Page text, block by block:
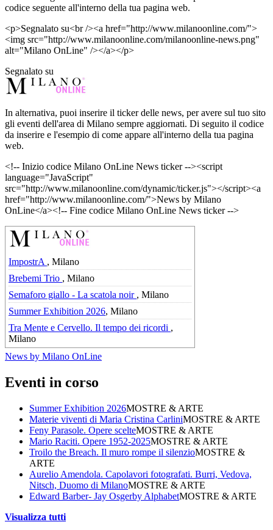
codice seguente all'interno della tua pagina web.
<p>Segnalato su<br /><a href="http://www.milanoonline.com/">
<img src="http://www.milanoonline.com/milanoonline-news.png"
alt="Milano OnLine" /></a></p>
Segnalato su
In alternativa, puoi inserire il ticker delle news, per avere sul tuo sito
gli eventi dell'area di Milano sempre aggiornati. Di seguito il codice
da inserire e l'esempio di come appare all'interno della tua pagina
web.
<!-- Inizio codice Milano OnLine News ticker --><script
language="JavaScript"
src="http://www.milanoonline.com/dynamic/ticker.js"></script><a
href="http://www.milanoonline.com/">News by Milano
OnLine</a><!-- Fine codice Milano OnLine News ticker -->
ImpostrA , Milano
Brebemi Trio , Milano
Semaforo giallo - La scatola noir , Milano
Summer Exhibition 2026, Milano
Tra Mente e Cervello. Il tempo dei ricordi ,
Milano
News by Milano OnLine
Eventi in corso
Summer Exhibition 2026MOSTRE & ARTE
Materie viventi di Maria Cristina CarliniMOSTRE & ARTE
Feny Parasole. Opere scelteMOSTRE & ARTE
Mario Raciti. Opere 1952-2025MOSTRE & ARTE
Troilo the Breach. Il muro rompe il silenzioMOSTRE &
ARTE
Aurelio Amendola. Capolavori fotografati. Burri, Vedova,
Nitsch, Duomo di MilanoMOSTRE & ARTE
Edward Barber- Jay Osgerby AlphabetMOSTRE & ARTE
Visualizza tutti